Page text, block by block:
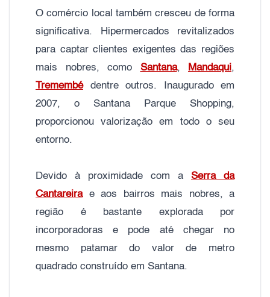
O comércio local também cresceu de forma
significativa. Hipermercados revitalizados
para captar clientes exigentes das regiões
mais nobres, como Santana, Mandaqui,
Tremembédentre outros. Inaugurado em
2007, o Santana Parque Shopping,
proporcionou valorização em todo o seu
entorno.
Devido à proximidade com a Serra da
Cantareirae aos bairros mais nobres, a
região é bastante explorada por
incorporadoras e pode até chegar no
mesmo patamar do valor de metro
quadrado construído em Santana.